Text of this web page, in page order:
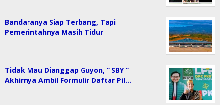
Bandaranya Siap Terbang, Tapi
Pemerintahnya Masih Tidur
Tidak Mau Dianggap Guyon, ” SBY ”
Akhirnya Ambil Formulir Daftar Pil…